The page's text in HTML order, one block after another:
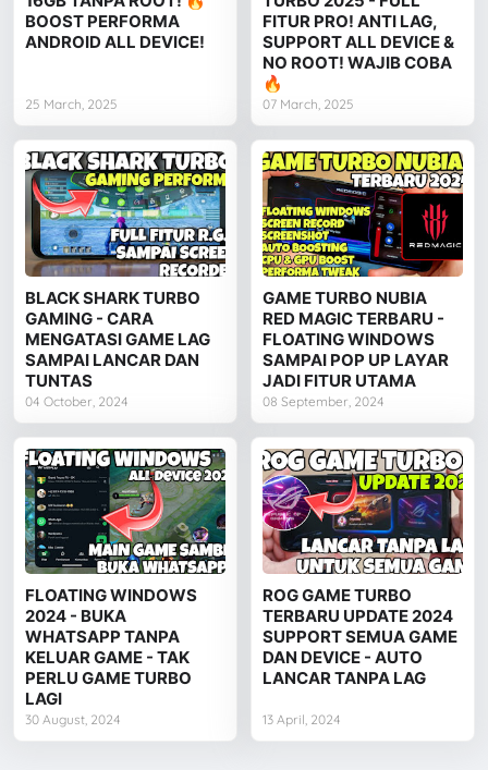
BOOST PERFORMA
ANDROID ALL DEVICE!
25 March, 2025
FITUR PRO! ANTI LAG,
SUPPORT ALL DEVICE &
NO ROOT! WAJIB COBA
🔥
07 March, 2025
BLACK SHARK TURBO
GAMING - CARA
MENGATASI GAME LAG
SAMPAI LANCAR DAN
TUNTAS
04 October, 2024
GAME TURBO NUBIA
RED MAGIC TERBARU -
FLOATING WINDOWS
SAMPAI POP UP LAYAR
JADI FITUR UTAMA
08 September, 2024
FLOATING WINDOWS
2024 - BUKA
WHATSAPP TANPA
KELUAR GAME - TAK
PERLU GAME TURBO
LAGI
30 August, 2024
ROG GAME TURBO
TERBARU UPDATE 2024
SUPPORT SEMUA GAME
DAN DEVICE - AUTO
LANCAR TANPA LAG
13 April, 2024